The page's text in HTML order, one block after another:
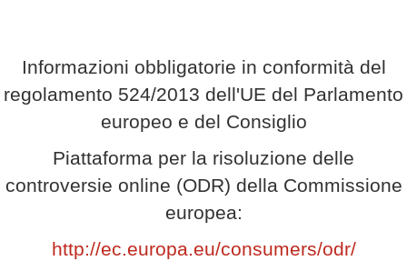
Informazioni obbligatorie in conformità del
regolamento 524/2013 dell'UE del Parlamento
europeo e del Consiglio
Piattaforma per la risoluzione delle
controversie online (ODR) della Commissione
europea:
http://ec.europa.eu/consumers/odr/